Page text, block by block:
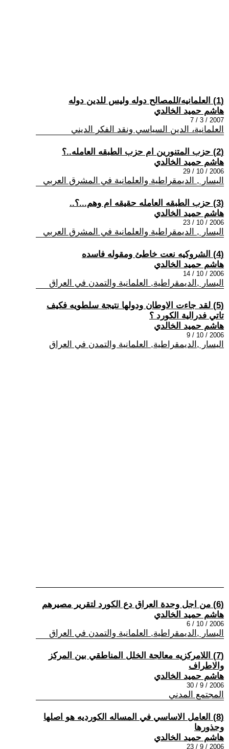
(1) العلمانيه/للمصالح دوله وليس للدين دوله
هاشم حميد الخالدي
2007 / 3 / 7
العلمانية، الدين السياسي ونقد الفكر الديني
(2) حزب المتنورين ام حزب الطبقه العامله..؟
هاشم حميد الخالدي
2006 / 10 / 29
اليسار , الديمقراطية والعلمانية في المشرق العربي
(3) حزب الطبقه العامله حقيقه ام وهم...؟..
هاشم حميد الخالدي
2006 / 10 / 23
اليسار , الديمقراطية والعلمانية في المشرق العربي
(4) الشروكيه نعت خاطئ ومقوله فاسده
هاشم حميد الخالدي
2006 / 10 / 14
اليسار ,الديمقراطية, العلمانية والتمدن في العراق
(5) لقد جاءت الاوطان ودولها نتيجة سلطويه فكيف
تاتي فدرالية الكورد ؟
هاشم حميد الخالدي
2006 / 10 / 9
اليسار ,الديمقراطية, العلمانية والتمدن في العراق
(6) من اجل وحدة العراق دع الكورد لتقرير مصيرهم
هاشم حميد الخالدي
2006 / 10 / 6
اليسار ,الديمقراطية, العلمانية والتمدن في العراق
(7) اللامركزيه معالجة الخلل المناطقي بين المركز
والاطراف
هاشم حميد الخالدي
2006 / 9 / 30
المجتمع المدني
(8) العامل الاساسي في المساله الكورديه هو اصلها
وجذورها
هاشم حميد الخالدي
2006 / 9 / 23